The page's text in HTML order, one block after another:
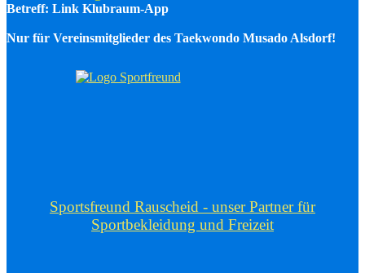
Betreff: Link Klubraum-App
Nur für Vereinsmitglieder des Taekwondo Musado Alsdorf!
Sportsfreund Rauscheid - unser Partner für
Sportbekleidung und Freizeit